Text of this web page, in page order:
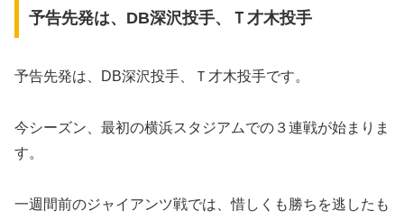
予告先発は、DB深沢投手、Ｔ才木投手
予告先発は、DB深沢投手、Ｔ才木投手です。
​今シーズン、最初の横浜スタジアムでの３連戦が始まりま
す。
一週間前のジャイアンツ戦では、惜しくも勝ちを逃したも